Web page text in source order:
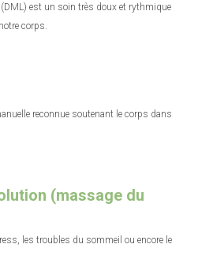
est un soin très doux et rythmique
corps.
reconnue soutenant le corps dans
(massage du
les troubles du sommeil ou encore le